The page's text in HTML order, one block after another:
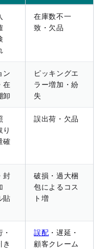
在庫数不一
致・欠品
ン
在
卸
ピッキングエ
ラー増加・紛
失
り
確
誤出荷・欠品
封
貼
破損・過大梱
包によるコス
ト増
き
誤配 ・遅延・
顧客クレーム